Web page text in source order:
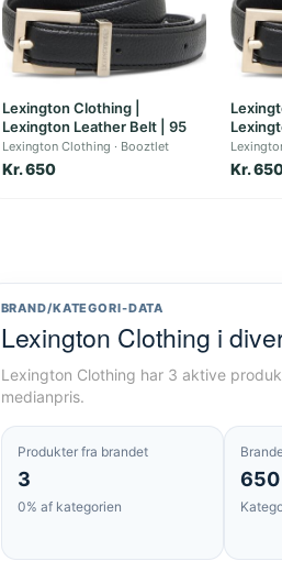
Lexington Clothing |
Lexington Leather Belt | 95
Lexington Clothing Booztlet
Kr. 650 Kr.
BRAND/KATEGORI-DATA
Lexington Clothing i
Lexington Clothing har 3 aktive
medianpris.
Produkter fra brandet
3
0% af kategorien
650